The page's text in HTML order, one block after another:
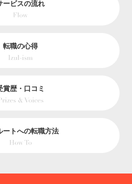
ービスの流れ
転職の心得
賞歴・口コミ
ートへの転職方法